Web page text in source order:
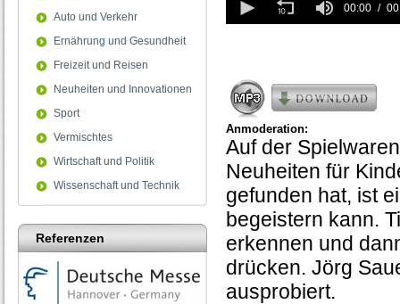
Auto und Verkehr
Ernährung und Gesundheit
Freizeit und Reisen
Neuheiten und Innovationen
Sport
Vermischtes
Wirtschaft und Politik
Wissenschaft und Technik
Referenzen
seconds
of
00:00
Anmoderation:
Auf der
Neuheiten für
gefunden hat, ist
begeistern kann.
erkennen und
drücken. Jörg
ausprobiert.